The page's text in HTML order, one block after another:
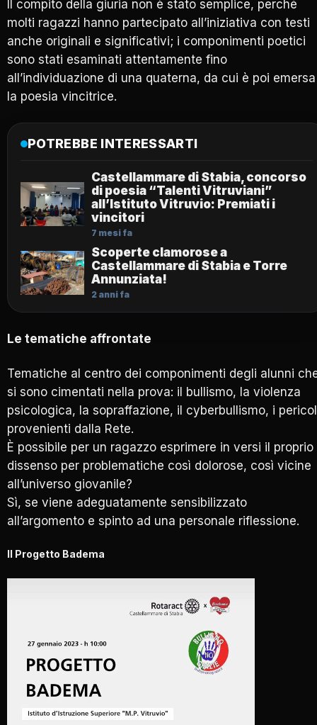
Il compito della giuria non è stato semplice, perché
molti ragazzi hanno partecipato all’iniziativa con testi
anche originali e significativi; i componimenti poetici
sono stati esaminati attentamente fino
all’individuazione di una quaterna, da cui è poi emersa
la poesia vincitrice.
POTREBBE INTERESSARTI
Castellammare di Stabia, concorso
di poesia “Talenti Vitruviani”
all’Istituto Vitruvio: Premiati i
vincitori
7 mesi fa
Scoperte clamorose a
Castellammare di Stabia e Torre
Annunziata!
2 anni fa
Le tematiche affrontate
Tematiche al centro dei componimenti degli alunni
si sono cimentati nella prova: il bullismo, la violenza
psicologica, la sopraffazione, il cyberbullismo, i
provenienti dalla Rete.
È possibile per un ragazzo esprimere in versi il proprio
dissenso per problematiche così dolorose, così vicine
all’universo giovanile?
Sì, se viene adeguatamente sensibilizzato
all’argomento e spinto ad una personale riflessione.
Il Progetto Badema